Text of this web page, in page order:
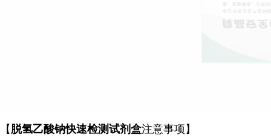
【 脱氢乙酸钠快速检测试剂盒注意事项】